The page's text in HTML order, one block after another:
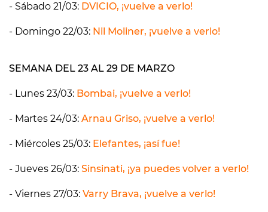
- Sábado 21/03: DVICIO, ¡vuelve a verlo!
- Domingo 22/03: Nil Moliner, ¡vuelve a verlo!
SEMANA DEL 23 AL 29 DE MARZO
- Lunes 23/03: Bombai, ¡vuelve a verlo!
- Martes 24/03: Arnau Griso, ¡vuelve a verlo!
- Miércoles 25/03: Elefantes, ¡así fue!
- Jueves 26/03: Sinsinati, ¡ya puedes volver a verlo!
- Viernes 27/03: Varry Brava, ¡vuelve a verlo!